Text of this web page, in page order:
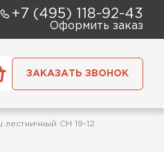
+7 (495) 118-92-43
Оформить заказ
ЗАКАЗАТЬ ЗВОНОК
лестничный СН 19-12